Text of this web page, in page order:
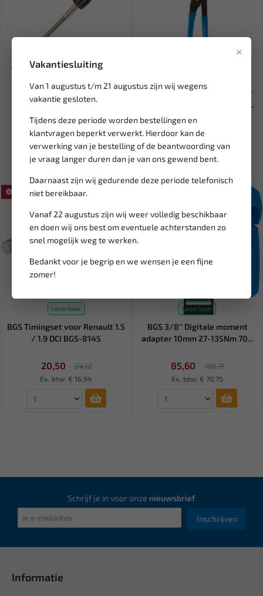
×
Vakantiesluiting
Van 1 augustus t/m 21 augustus zijn wij wegens
vakantie gesloten.
Tijdens deze periode worden bestellingen en
klantvragen beperkt verwerkt. Hierdoor kan de
verwerking van je bestelling of de beantwoording van
je vraag langer duren dan je van ons gewend bent.
Daarnaast zijn wij gedurende deze periode telefonisch
niet bereikbaar.
Vanaf 22 augustus zijn wij weer volledig beschikbaar
en doen wij ons best om eventuele achterstanden zo
snel mogelijk weg te werken.
Bedankt voor je begrip en we wensen je een fijne
zomer!
FORCE Flexibele
dopschroevendraaier voor
slangklem...
6,63
7,80
Ex. btw: € 5,48
CHANNELLOCK GL6 Griplock®
waterpomptang 165 mm C-G...
24,20
Ex. btw: € 20,00
Leverbaar
BGS Timingset voor Renault 1.5
/ 1.9 DCI BGS-8145
20,50
24,12
Ex. btw: € 16,94
Leverbaar
BGS 3/8'' Digitale moment
adapter 10mm 27-135Nm 70...
85,60
100,71
Ex. btw: € 70,75
Schrijf je in voor onze nieuwsbrief
Inschrijven
Informatie